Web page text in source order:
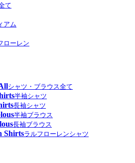
て
アム
ローレン
シャツ・ブラウス全て
半袖シャツ
長袖シャツ
半袖ブラウス
長袖ブラウス
Shirtsラルフローレンシャツ